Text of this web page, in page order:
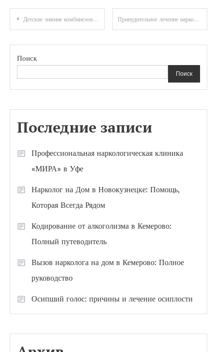
Навигация
по
записям
Детские зимние комбинезоны: стиль, комфорт и защита от холода Принудительное лечение наркоманов: спасение или нарушение прав?
Поиск
Поиск
Последние записи
Профессиональная наркологическая клиника
«МИРА» в Уфе
Нарколог на Дом в Новокузнецке: Помощь,
Которая Всегда Рядом
Кодирование от алкоголизма в Кемерово:
Полный путеводитель
Вызов нарколога на дом в Кемерово: Полное
руководство
Осипший голос: причины и лечение осиплости